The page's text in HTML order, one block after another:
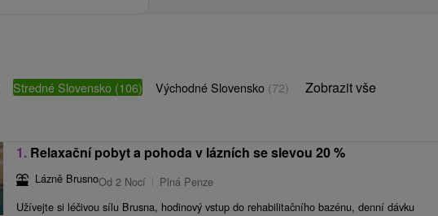
Stredné Slovensko (106) Východné Slovensko (72) Zobrazit vše
1. Relaxační pobyt a pohoda v lázních se slevou 20 %
Lázně BrusnoOd 2 Nocí
Plná Penze
Užívejte si léčivou sílu Brusna, hodinový vstup do rehabilitačního bazénu, denní dávku